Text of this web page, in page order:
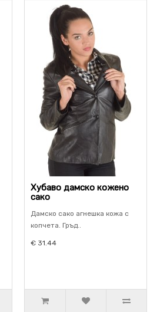
Хубаво дамско кожено
сако
Дамско сако агнешка кожа с
копчета. Гръд..
€ 31.44